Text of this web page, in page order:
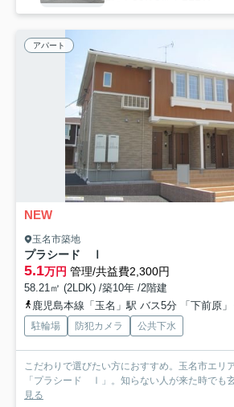
アパート
NEW
玉名市築地
プラシード Ⅰ
5.1万円 管理/共益費2,300円
58.21㎡ (2LDK) /築10年 /2階建
鹿児島本線「玉名」駅 バス5分 「下前原
駐輪場 防犯カメラ 公共下水
こだわりで選びたい方におすすめ。玉名市エリ
「プラシード Ⅰ」。知らない人が来た時でも
見る